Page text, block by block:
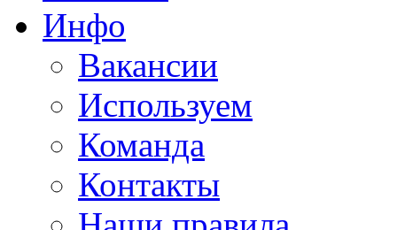
Инфо
Вакансии
Используем
Команда
Контакты